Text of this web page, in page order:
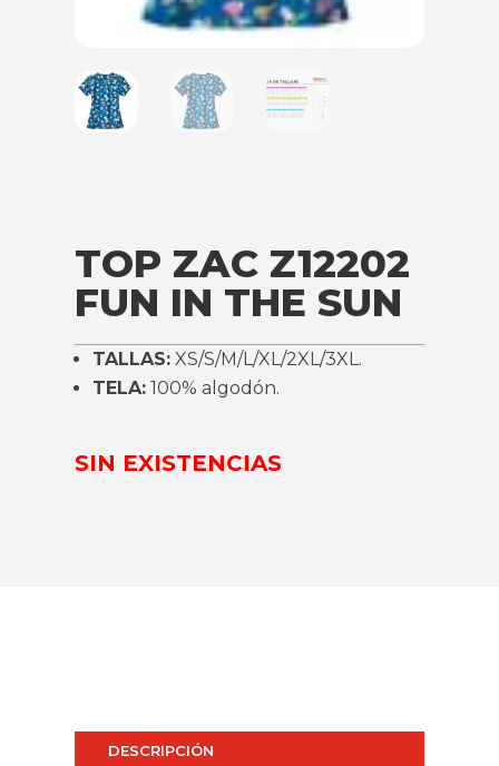
TOP ZAC Z12202
FUN IN THE SUN
TALLAS: XS/S/M/L/XL/2XL/3XL.
TELA: 100% algodón.
SIN EXISTENCIAS
DESCRIPCIÓN